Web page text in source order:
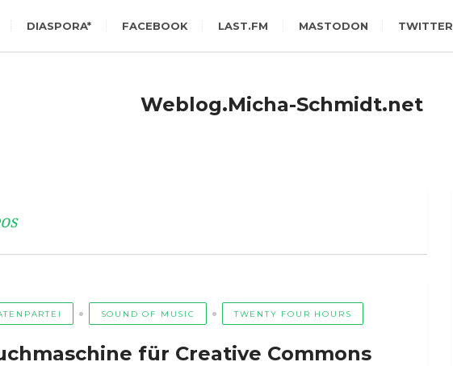
DIASPORA* FACEBOOK LAST.FM MASTODON TWITTER
Weblog.Micha-Schmidt.net
SOUND OF MUSIC TWENTY FOUR HOURS
für Creative Commons